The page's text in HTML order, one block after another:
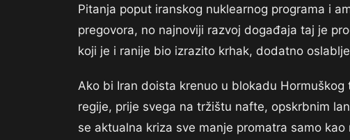
Pitanja poput iranskog nuklearnog programa i
pregovora, no najnoviji razvoj događaja taj je
koji je i ranije bio izrazito krhak, dodatno
Ako bi Iran doista krenuo u blokadu
regije, prije svega na tržištu nafte, opskrbnim
se aktualna kriza sve manje promatra samo